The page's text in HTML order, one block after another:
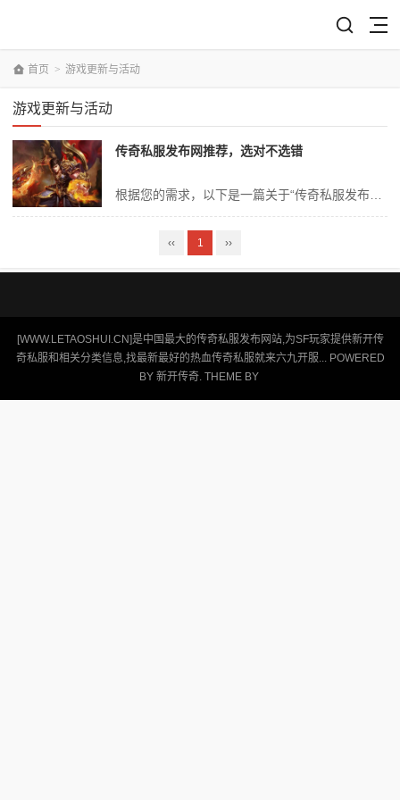
首页 > 游戏更新与活动
游戏更新与活动
传奇私服发布网推荐，选对不选错
‹‹ 1 ››
[WWW.LETAOSHUI.CN]是中国最大的传奇私服发布网站,为SF玩家提供新开传
奇私服和相关分类信息,找最新最好的热血传奇私服就来六九开服... POWERED
BY 新开传奇. THEME BY